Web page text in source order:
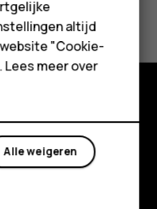
altijd
"Cookie-
meer over
Alle weigeren